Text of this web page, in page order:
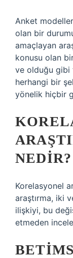
Anket
olan bir
amaçlayan
konusu olan
ve olduğu gibi
herhangi bir
yönelik hiçbir
NEDIR?
Korelasyonel
araştırma, iki
ilişkiyi, bu
etmeden